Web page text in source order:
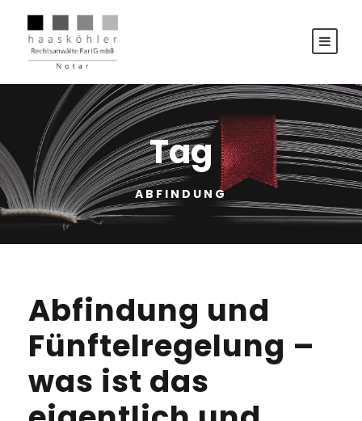
Tag
ABFINDUNG
Abfindung und
Fünftelregelung –
was ist das